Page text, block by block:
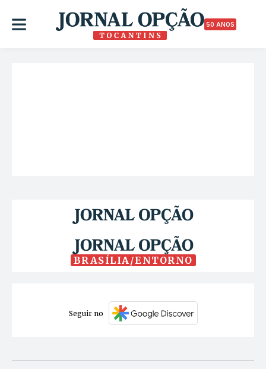
50 ANOS
BRASÍLIA/ENTORNO
Seguir no